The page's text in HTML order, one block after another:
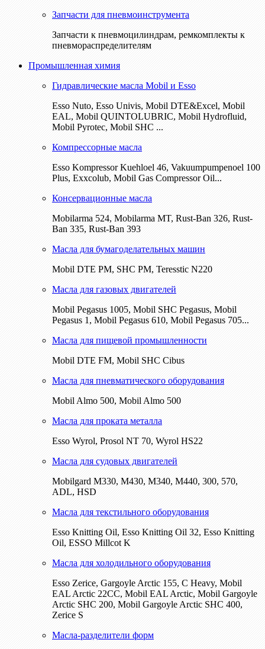
Запчасти для пневмоинструмента
Запчасти к пневмоцилиндрам, ремкомплекты к
пневмораспределителям
Промышленная химия
Гидравлические масла Mobil и Esso
Esso Nuto, Esso Univis, Mobil DTE&Excel, Mobil
EAL, Mobil QUINTOLUBRIC, Mobil Hydrofluid,
Mobil Pyrotec, Mobil SHC ...
Компрессорные масла
Esso Kompressor Kuehloel 46, Vakuumpumpenoel 100
Plus, Exxcolub, Mobil Gas Compressor Oil...
Консервационные масла
Mobilarma 524, Mobilarma MT, Rust-Ban 326, Rust-
Ban 335, Rust-Ban 393
Масла для бумагоделательных машин
Mobil DTE РМ, SHC PM, Teresstic N220
Масла для газовых двигателей
Mobil Pegasus 1005, Mobil SHC Pegasus, Mobil
Pegasus 1, Mobil Pegasus 610, Mobil Pegasus 705...
Масла для пищевой промышленности
Mobil DTE FM, Mobil SHC Cibus
Масла для пневматического оборудования
Mobil Almo 500, Mobil Almo 500
Масла для проката металла
Esso Wyrol, Prosol NT 70, Wyrol HS22
Масла для судовых двигателей
Mobilgard M330, M430, M340, M440, 300, 570,
ADL, HSD
Масла для текстильного оборудования
Esso Knitting Oil, Esso Knitting Oil 32, Esso Knitting
Oil, ESSO Millcot K
Масла для холодильного оборудования
Esso Zerice, Gargoyle Arctic 155, С Heavy, Mobil
EAL Arctic 22CC, Mobil EAL Arctic, Mobil Gargoyle
Arctic SHC 200, Mobil Gargoyle Arctic SHC 400,
Zerice S
Масла-разделители форм